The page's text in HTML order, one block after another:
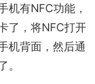
机有NFC功能，
了，将NFC打开
机背面，然后通